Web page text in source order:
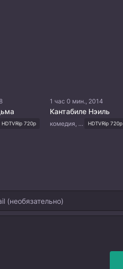
HDTVRip 720p
1 час 0 мин., 2014
Кантабиле Нэиль
комедия, мелодрама, музыка, романтика, молодость HDTVRip 720p